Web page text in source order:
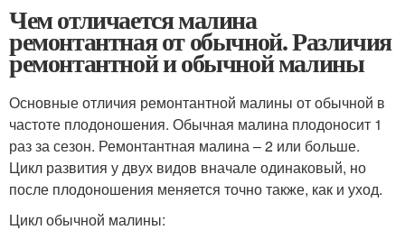
Чем отличается малина
ремонтантная от обычной. Различия
ремонтантной и обычной малины
Основные отличия ремонтантной малины от обычной в
частоте плодоношения. Обычная малина плодоносит 1
раз за сезон. Ремонтантная малина – 2 или больше.
Цикл развития у двух видов вначале одинаковый, но
после плодоношения меняется точно также, как и уход.
Цикл обычной малины: